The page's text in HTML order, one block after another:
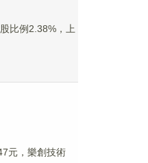
比例2.38%，上
元，樂創技術